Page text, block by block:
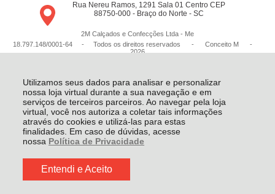
Utilizamos seus dados para analisar e personalizar
nossa loja virtual durante a sua navegação e em
serviços de terceiros parceiros. Ao navegar pela loja
virtual, você nos autoriza a coletar tais informações
através do cookies e utilizá-las para estas
finalidades. Em caso de dúvidas, acesse
nossa Política de Privacidade
Entendi e Aceito
Rua Nereu Ramos, 1291 Sala 01 Centro CEP
88750-000 - Braço do Norte - SC
2M Calçados e Confecções Ltda - Me
18.797.148/0001-64 - Todos os direitos reservados
- Conceito M
-
2026
R$ 142,00